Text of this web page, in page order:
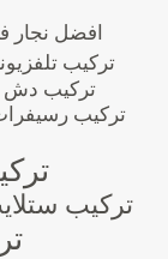
افضل نجار
تركيب
تركيب دش
تركيب
تركيب